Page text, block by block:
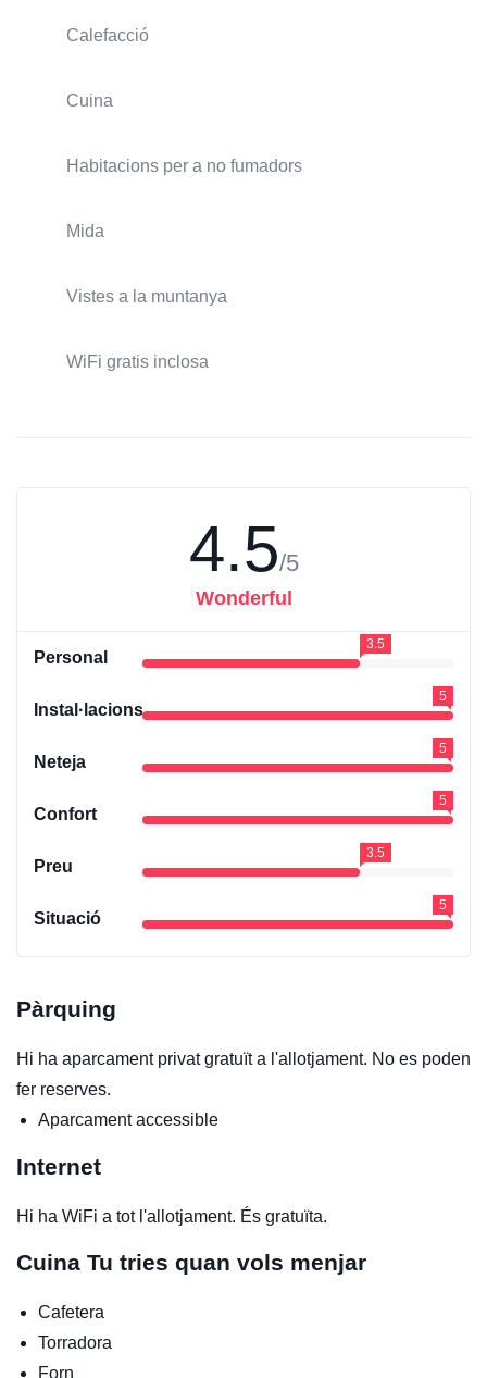
Calefacció
Cuina
Habitacions per a no fumadors
Mida
Vistes a la muntanya
WiFi gratis inclosa
4.5/5
Wonderful
Personal
3.5
Instal·lacions
5
Neteja
5
Confort
5
Preu
3.5
Situació
5
Pàrquing
Hi ha aparcament privat gratuït a l'allotjament. No es poden
fer reserves.
Aparcament accessible
Internet
Hi ha WiFi a tot l'allotjament. És gratuïta.
Cuina Tu tries quan vols menjar
Cafetera
Torradora
Forn